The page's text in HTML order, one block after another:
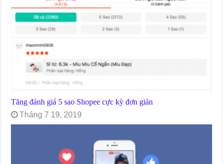
Tăng đánh giá 5 sao Shopee cực kỳ đơn giản
Tháng 7 19, 2019